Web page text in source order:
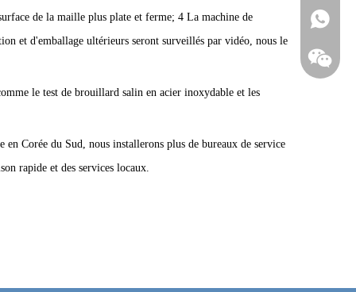
de la maille plus plate et ferme; 4 La machine de
et d'emballage ultérieurs seront surveillés par vidéo, nous le
le test de brouillard salin en acier inoxydable et les
Corée du Sud, nous installerons plus de bureaux de service
rapide et des services locaux.